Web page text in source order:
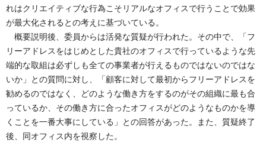
れはクリエイティブな行為こそリアルなオフィスで行うことで効果
が最大化されるとの考えに基づいている。
概要説明後、委員からは活発な質疑が行われた。その中で、「フ
リーアドレスをはじめとした貴社のオフィスで行っているような先
端的な取組は必ずしも全ての事業者が行えるものではないのではな
いか」との質問に対し、「顧客に対して最初からフリーアドレスを
勧めるのではなく、どのような働き方をするのがその組織に最も合
っているか、その働き方に合ったオフィスがどのようなものかを導
くことを一番大事にしている」との回答があった。また、質疑終了
後、同オフィス内を視察した。